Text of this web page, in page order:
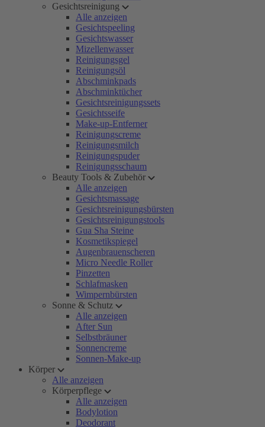
Gesichtsreinigung
Alle anzeigen
Gesichtspeeling
Gesichtswasser
Mizellenwasser
Reinigungsgel
Reinigungsöl
Abschminkpads
Abschminktücher
Gesichtsreinigungssets
Gesichtsseife
Make-up-Entferner
Reinigungscreme
Reinigungsmilch
Reinigungspuder
Reinigungsschaum
Beauty Tools & Zubehör
Alle anzeigen
Gesichtsmassage
Gesichtsreinigungsbürsten
Gesichtsreinigungstools
Gua Sha Steine
Kosmetikspiegel
Augenbrauenscheren
Micro Needle Roller
Pinzetten
Schlafmasken
Wimpernbürsten
Sonne & Schutz
Alle anzeigen
After Sun
Selbstbräuner
Sonnencreme
Sonnen-Make-up
Körper
Alle anzeigen
Körperpflege
Alle anzeigen
Bodylotion
Deodorant